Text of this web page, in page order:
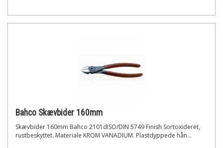
Bahco Skævbider 160mm
Skævbider 160mm Bahco 2101dISO/DIN 5749 Finish Sortoxideret,
rustbeskyttet. Materiale KROM VANADIUM. Plastdyppede hån...